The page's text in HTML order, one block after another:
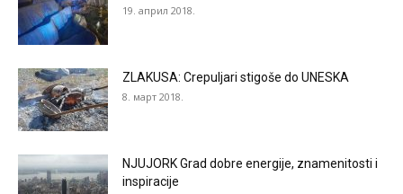
19. април 2018.
ZLAKUSA: Crepuljari stigoše do UNESKA
8. март 2018.
NJUJORK Grad dobre energije, znamenitosti i
inspiracije